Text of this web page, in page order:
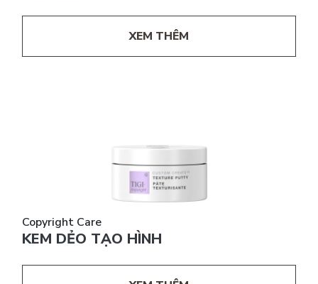
XEM THÊM
Copyright Care
KEM DẺO TẠO HÌNH